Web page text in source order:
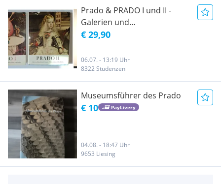
Prado & PRADO I und II -
Galerien und
Kunstdenkmäler Europas
€ 29,90
06.07. - 13:19 Uhr
8322 Studenzen
Museumsführer des Prado
€ 10 PayLivery
04.08. - 18:47 Uhr
9653 Liesing